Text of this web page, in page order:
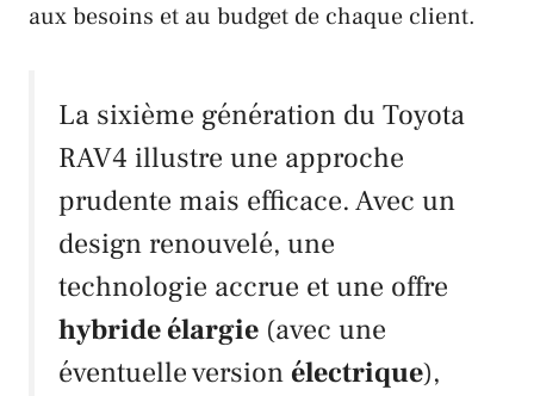
aux besoins et au budget de chaque client.
La sixième génération du Toyota
RAV4 illustre une approche
prudente mais efficace. Avec un
design renouvelé, une
technologie accrue et une offre
hybride élargie (avec une
éventuelle versionélectrique),